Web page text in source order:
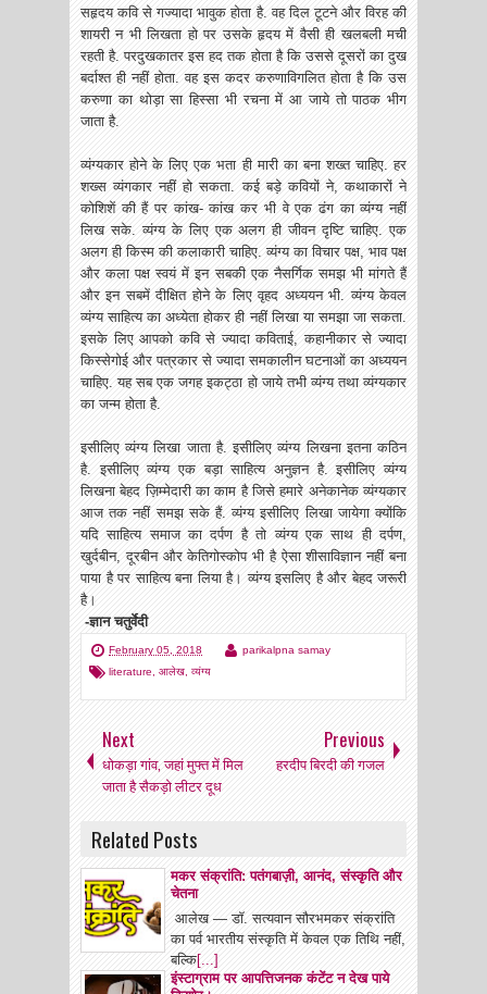
सहृदय कवि से गज्यादा भावुक होता है. वह दिल टूटने और विरह की
शायरी न भी लिखता हो पर उसके हृदय में वैसी ही खलबली मची
रहती है. परदुखकातर इस हद तक होता है कि उससे दूसरों का दुख
बर्दाश्त ही नहीं होता. वह इस कदर करुणाविगलित होता है कि उस
करुणा का थोड़ा सा हिस्सा भी रचना में आ जाये तो पाठक भीग
जाता है.
व्यंग्यकार होने के लिए एक भता ही मारी का बना शख्त चाहिए. हर
शख्स व्यंगकार नहीं हो सकता. कई बड़े कवियों ने, कथाकारों ने
कोशिशें की हैं पर कांख- कांख कर भी वे एक ढंग का व्यंग्य नहीं
लिख सके. व्यंग्य के लिए एक अलग ही जीवन दृष्टि चाहिए. एक
अलग ही किस्म की कलाकारी चाहिए. व्यंग्य का विचार पक्ष, भाव पक्ष
और कला पक्ष स्वयं में इन सबकी एक नैसर्गिक समझ भी मांगते हैं
और इन सबमें दीक्षित होने के लिए वृहद अध्ययन भी. व्यंग्य केवल
व्यंग्य साहित्य का अध्येता होकर ही नहीं लिखा या समझा जा सकता.
इसके लिए आपको कवि से ज्यादा कविताई, कहानीकार से ज्यादा
किस्सेगोई और पत्रकार से ज्यादा समकालीन घटनाओं का अध्ययन
चाहिए. यह सब एक जगह इकट्ठा हो जाये तभी व्यंग्य तथा व्यंग्यकार
का जन्म होता है.
इसीलिए व्यंग्य लिखा जाता है. इसीलिए व्यंग्य लिखना इतना कठिन
है. इसीलिए व्यंग्य एक बड़ा साहित्य अनुज्ञन है. इसीलिए व्यंग्य
लिखना बेहद ज़िम्मेदारी का काम है जिसे हमारे अनेकानेक व्यंग्यकार
आज तक नहीं समझ सके हैं. व्यंग्य इसीलिए लिखा जायेगा क्योंकि
यदि साहित्य समाज का दर्पण है तो व्यंग्य एक साथ ही दर्पण,
खुर्दबीन, दूरबीन और केतिगोस्कोप भी है ऐसा शीसाविज्ञान नहीं बना
पाया है पर साहित्य बना लिया है। व्यंग्य इसलिए है और बेहद जरूरी
है।
-ज्ञान चतुर्वेदी
February 05, 2018
parikalpna samay
literature
आलेख व्यंग्य
Next
धोकड़ा गांव, जहां मुफ्त में मिल
जाता है सैकड़ो लीटर दूध
Previous
हरदीप बिरदी की गजल
Related Posts
मकर संक्रांति: पतंगबाज़ी, आनंद, संस्कृति और
चेतना
आलेख — डॉ. सत्यवान सौरभमकर संक्रांति
का पर्व भारतीय संस्कृति में केवल एक तिथि नहीं,
बल्कि[...]
इंस्टाग्राम पर आपत्तिजनक कंटेंट न देख पाये